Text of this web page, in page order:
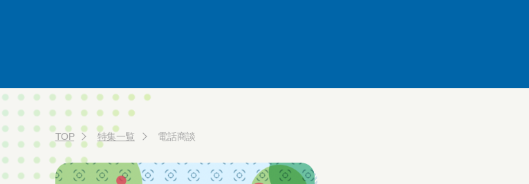
TOP 特集一覧 電話商談